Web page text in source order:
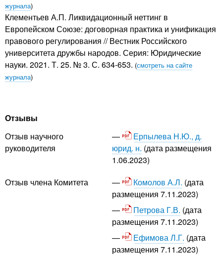
журнала)
Клементьев А.П. Ликвидационный неттинг в
Европейском Союзе: договорная практика и унификация
правового регулирования // Вестник Российского
университета дружбы народов. Серия: Юридические
науки. 2021. Т. 25. № 3. С. 634-653. (смотреть на сайте
журнала)
Отзывы
Отзыв научного
руководителя
Ерпылева Н.Ю., д.
юрид. н. (дата размещения
1.06.2023)
Отзыв члена Комитета
Комолов А.Л. (дата
размещения 7.11.2023)
Петрова Г.В. (дата
размещения 7.11.2023)
Ефимова Л.Г. (дата
размещения 7.11.2023)